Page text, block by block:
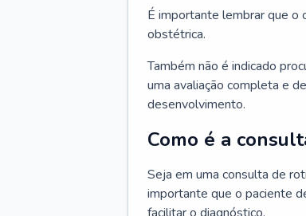
É importante lembrar que o
obstétrica.
Também não é indicado
uma avaliação completa e
desenvolvimento.
Como é a
Seja em uma consulta de
importante que o paciente